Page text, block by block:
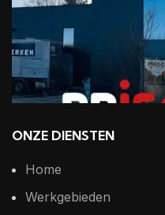
ONZE DIENSTEN
Home
Werkgebieden